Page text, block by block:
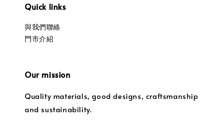
Quick links
與我們聯絡
門市介紹
Our mission
Quality materials, good designs, craftsmanship
and sustainability.